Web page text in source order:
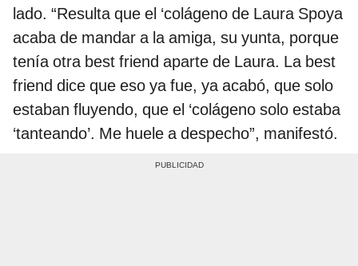
lado. “Resulta que el ‘colágeno de Laura Spoya
acaba de mandar a la amiga, su yunta, porque
tenía otra best friend aparte de Laura. La best
friend dice que eso ya fue, ya acabó, que solo
estaban fluyendo, que el ‘colágeno solo estaba
‘tanteando’. Me huele a despecho”, manifestó.